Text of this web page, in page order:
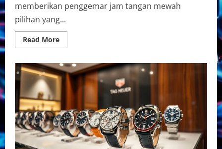
memberikan penggemar jam tangan mewah
pilihan yang...
Read MoreRead
more
Tag
Heuer
Terbaru
Tangan
Mewah